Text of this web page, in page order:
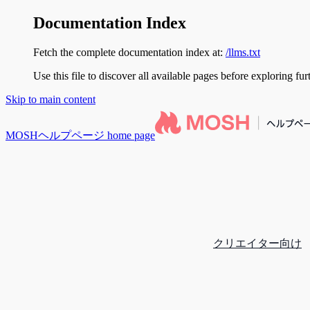
Documentation Index
Fetch the complete documentation index at: /llms.txt
Use this file to discover all available pages before exploring
Skip to main content
MOSHヘルプページ home page
クリエイター向け